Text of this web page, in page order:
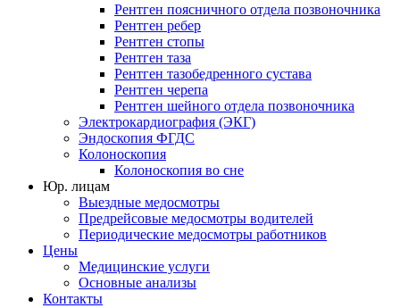
Рентген поясничного отдела позвоночника
Рентген ребер
Рентген стопы
Рентген таза
Рентген тазобедренного сустава
Рентген черепа
Рентген шейного отдела позвоночника
Электрокардиография (ЭКГ)
Эндоскопия ФГДС
Колоноскопия
Колоноскопия во сне
Юр. лицам
Выездные медосмотры
Предрейсовые медосмотры водителей
Периодические медосмотры работников
Цены
Медицинские услуги
Основные анализы
Контакты